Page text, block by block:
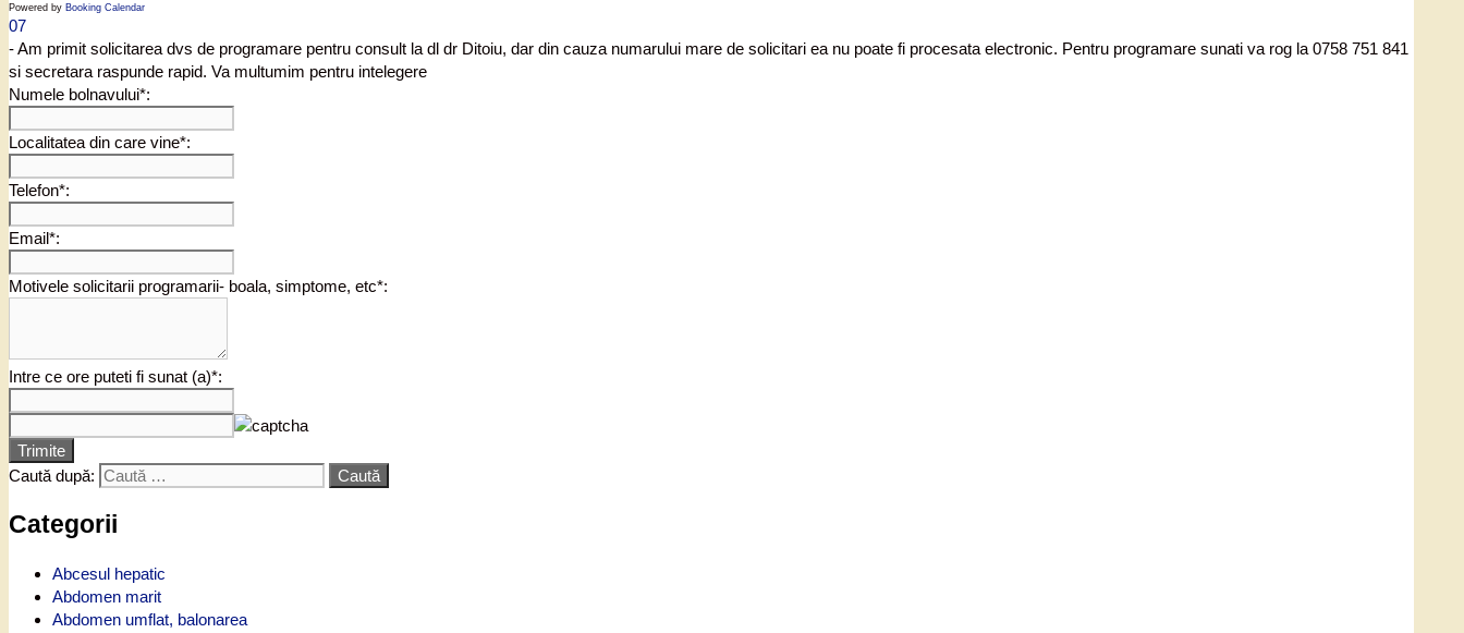
Powered by Booking Calendar
07
- Am primit solicitarea dvs de programare pentru consult la dl dr Ditoiu, dar din cauza numarului mare de solicitari ea nu poate fi procesata electronic. Pentru programare sunati va rog la 0758 751 841
si secretara raspunde rapid. Va multumim pentru intelegere
Numele bolnavului*:
Localitatea din care vine*:
Telefon*:
Email*:
Motivele solicitarii programarii- boala, simptome, etc*:
Intre ce ore puteti fi sunat (a)*:
Trimite
Caută după:
Categorii
Abcesul hepatic
Abdomen marit
Abdomen umflat, balonarea